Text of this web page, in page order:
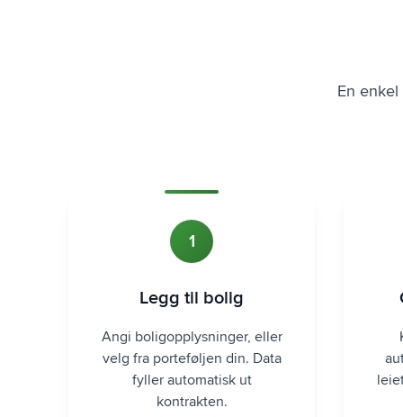
En
1
Legg til bolig
Angi boligopplysninger, eller
velg fra porteføljen din. Data
fyller automatisk ut
kontrakten.